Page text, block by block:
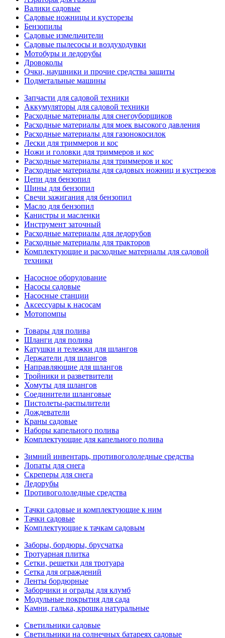
Валики садовые
Садовые ножницы и кусторезы
Бензопилы
Садовые измельчители
Садовые пылесосы и воздуходувки
Мотобуры и ледорубы
Дровоколы
Очки, наушники и прочие средства защиты
Подметальные машины
Запчасти для садовой техники
Аккумуляторы для садовой техники
Расходные материалы для снегоуборщиков
Расходные материалы для моек высокого давления
Расходные материалы для газонокосилок
Лески для триммеров и кос
Ножи и головки для триммеров и кос
Расходные материалы для триммеров и кос
Расходные материалы для садовых ножниц и кустрезов
Цепи для бензопил
Шины для бензопил
Свечи зажигания для бензопил
Масло для бензопил
Канистры и масленки
Инструмент заточный
Расходные материалы для ледорубов
Расходные материалы для тракторов
Комплектующие и расходные материалы для садовой
техники
Насосное оборудование
Насосы садовые
Насосные станции
Аксессуары к насосам
Мотопомпы
Товары для полива
Шланги для полива
Катушки и тележки для шлангов
Держатели для шлангов
Направляющие для шлангов
Тройники и разветвители
Хомуты для шлангов
Соединители шланговые
Пистолеты-распылители
Дождеватели
Краны садовые
Наборы капельного полива
Комплектующие для капельного полива
Зимний инвентарь, противогололедные средства
Лопаты для снега
Скреперы для снега
Ледорубы
Противогололедные средства
Тачки садовые и комплектующие к ним
Тачки садовые
Комплектующие к тачкам садовым
Заборы, бордюры, брусчатка
Тротуарная плитка
Сетки, решетки для тротуара
Сетка для ограждений
Ленты бордюрные
Заборчики и ограды для клумб
Модульные покрытия для сада
Камни, галька, крошка натуральные
Светильники садовые
Светильники на солнечных батареях садовые